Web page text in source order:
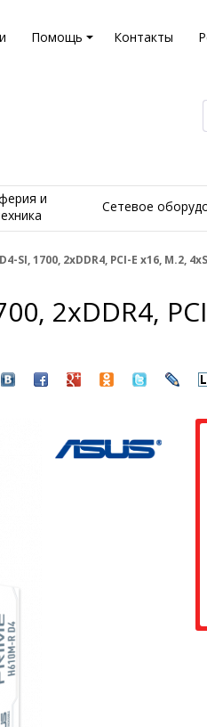
Помощь Контакты
и
Сетевое
SI, 1700, 2xDDR4, PCI-E x16, M.2,
2xDDR4,